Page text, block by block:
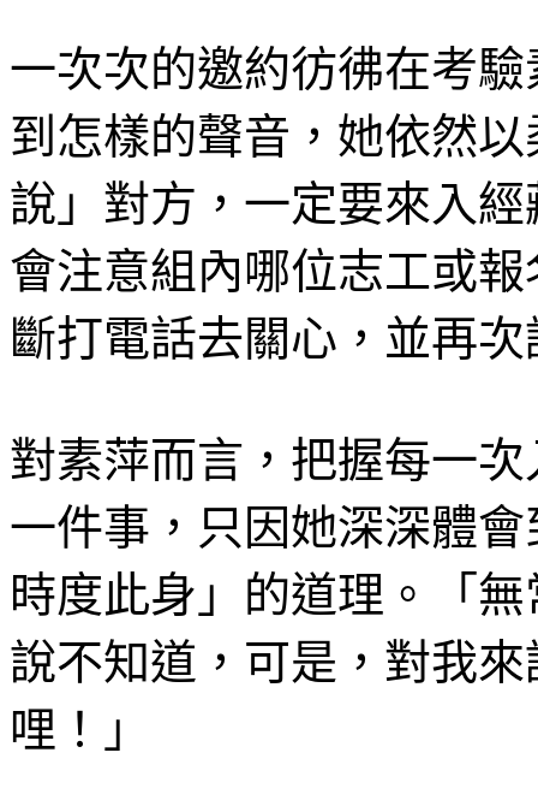
一次次的邀約彷彿在考
到怎樣的聲音，她依然
說」對方，一定要來入
會注意組內哪位志工或
斷打電話去關心，並再
對素萍而言，把握每一
一件事，只因她深深體
時度此身」的道理。「
說不知道，可是，對我
哩！」